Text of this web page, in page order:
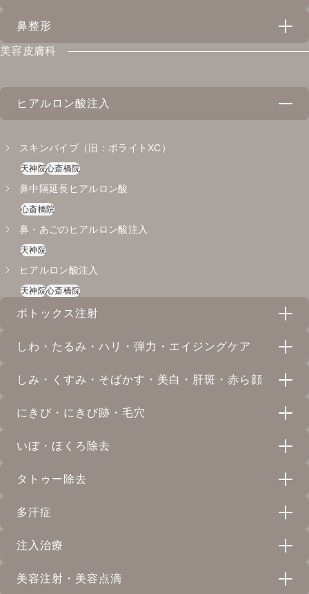
天神院 心斎橋院
心斎橋院
鼻整形
鼻尖形成（ストラット法）
小鼻縮小
心斎橋院
耳介軟骨移植
心斎橋院
美容皮膚科
ヒアルロン酸注入
スキンバイブ（旧：ボライトXC）
天神院心斎橋院
鼻中隔延長ヒアルロン酸
心斎橋院
鼻・あごのヒアルロン酸注入
天神院
ヒアルロン酸注入
天神院心斎橋院
ボトックス注射
天神院心斎橋院
しわ・たるみ・ハリ・弾力・エイジングケア
天神院
天神院
ジャルプロスーパーハイドロ
ハイフウルトラセル Q+
リニアハイフ
心斎橋院
しみ・くすみ・そばかす・美白・肝斑・赤ら顔
心斎橋院
天神院心斎橋院
ピコトーニング
ピコスポット
リバースピール
にきび・にきび跡・毛穴
天神院
天神院心斎橋院
ミックスピール
サブシジョン
いぼ・ほくろ除去
天神院心斎橋院
タトゥー除去
天神院心斎橋院
多汗症
天神院
注入治療
美容注射・美容点滴